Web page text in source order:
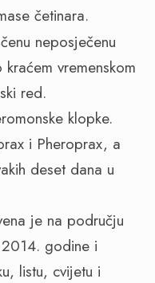
četinara.
neposječenu
vremenskom
red.
klopke.
i Pheroprax, a
deset dana u
je na području
2014. godine i
listu, cvijetu i